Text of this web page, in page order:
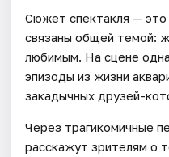
Сюжет спектакля —
связаны общей темой:
любимым. На сцене
эпизоды из жизни
закадычных друзей-
Через трагикомичные
расскажут зрителям о